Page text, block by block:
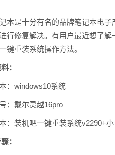
本是十分有名的品牌笔记本电
行修复解决。有用户最近想了
键重装系统操作方法。
：
：windows10系统
：戴尔灵越16pro
：装机吧一键重装系统v2290+
：